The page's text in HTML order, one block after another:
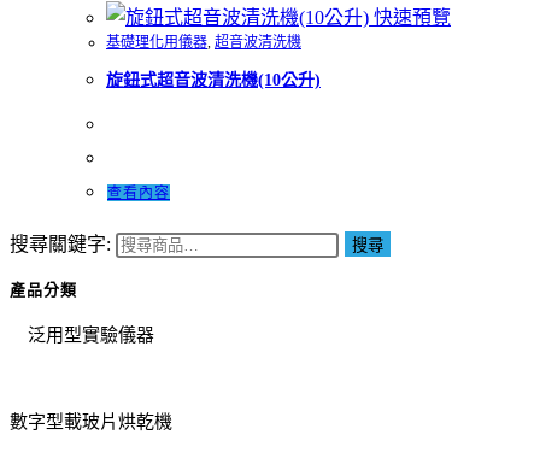
快速預覽
基礎理化用儀器 超音波清洗機
旋鈕式超音波清洗機(10公升)
查看內容
搜尋關鍵字: 搜尋
產品分類
泛用型實驗儀器
數字型載玻片烘乾機